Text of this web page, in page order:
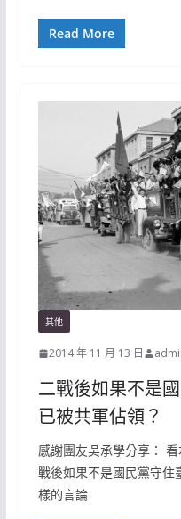
Read More
其他
2014 年 11 月 13 日
二戰後如果不是
已被共軍佔領？
感謝團友吳承學分享：
戰後如果不是國民黨守住
樣的言論